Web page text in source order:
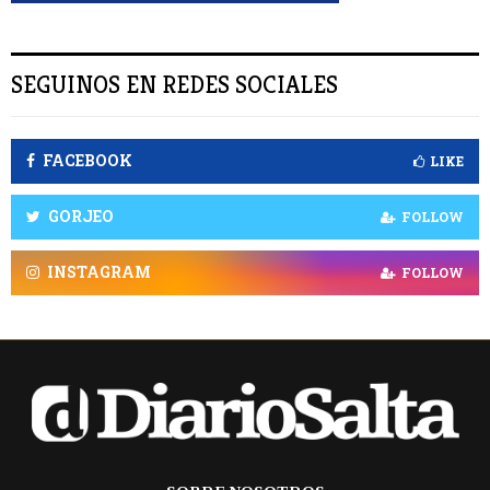
SEGUINOS EN REDES SOCIALES
FACEBOOK LIKE
GORJEO FOLLOW
INSTAGRAM FOLLOW